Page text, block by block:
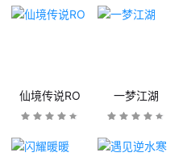
仙境传说RO 一梦江湖